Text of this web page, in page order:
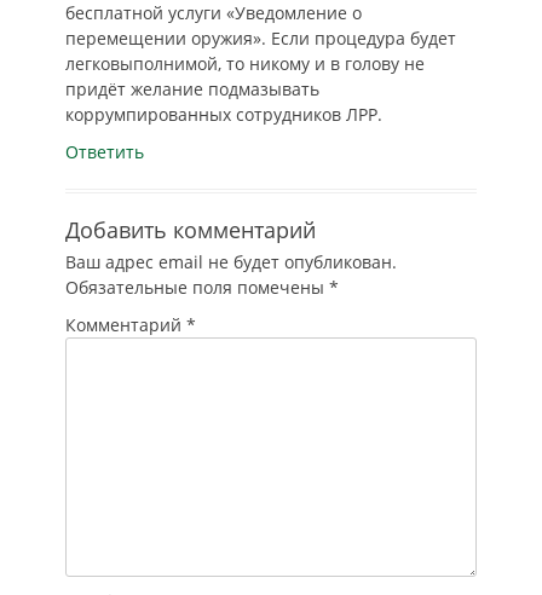
бесплатной услуги «Уведомление о
перемещении оружия». Если процедура будет
легковыполнимой, то никому и в голову не
придёт желание подмазывать
коррумпированных сотрудников ЛРР.
Ответить
Добавить комментарий
Ваш адрес email не будет опубликован.
Обязательные поля помечены *
Комментарий *